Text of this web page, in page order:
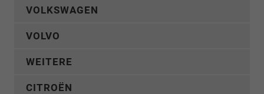
VOLKSWAGEN
VOLVO
WEITERE
CITROËN